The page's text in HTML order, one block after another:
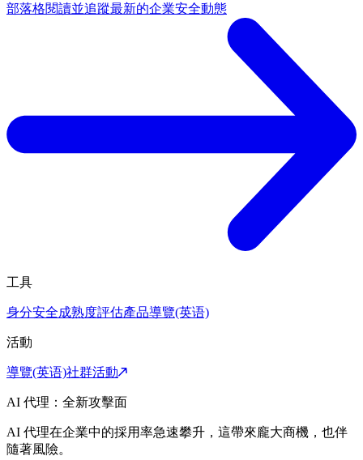
部落格閱讀並追蹤最新的企業安全動態
工具
身分安全成熟度評估產品導覽(英语)
活動
導覽(英语)社群活動
AI 代理：全新攻擊面
AI 代理在企業中的採用率急速攀升，這帶來龐大商機，也伴
隨著風險。